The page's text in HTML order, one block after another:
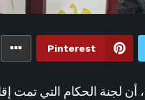
«محمد صلاح نجم عالمي وأتمنى12 ساعة ago
"ليسوا غاضبين مني".. ترامب13 ساعة ago
جمعة يجهز بروفة جديدة للأهلي
Pinterest
لجنة الحكام التي تمت